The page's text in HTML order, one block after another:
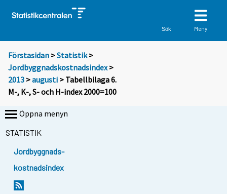
Sök Meny
Förstasidan >Statistik >
Jordbyggnadskostnadsindex>
2013 >augusti > Tabellbilaga 6.
M-, K-, S- och H-index 2000=100
Öppna menyn
STATISTIK
Jordbyggnads-
kostnadsindex